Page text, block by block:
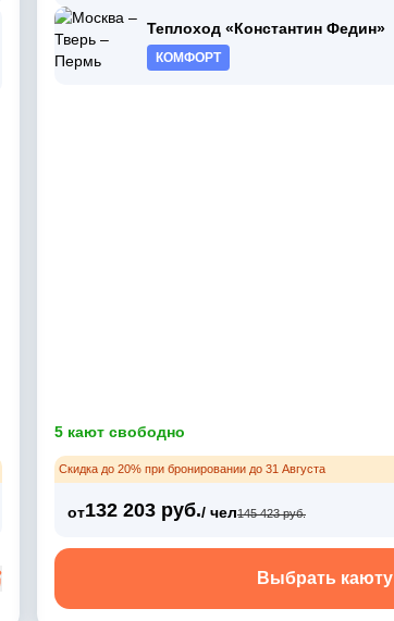
Теплоход «Константин Федин»
КОМФОРТ
5 кают свободно
Скидка до 20% при бронировании до 31 Августа
от132 203 руб./ чел145 423 руб.
Выбрать каюту